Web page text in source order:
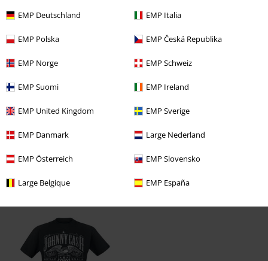
EMP Deutschland EMP Italia
EMP Polska EMP Česká Republika
EMP Norge EMP Schweiz
EMP Suomi EMP Ireland
EMP United Kingdom EMP Sverige
EMP Danmark Large Nederland
EMP Österreich EMP Slovensko
Large Belgique EMP España
Opinia zweryfikowana
Czy ta opinia okazała się pomocna?